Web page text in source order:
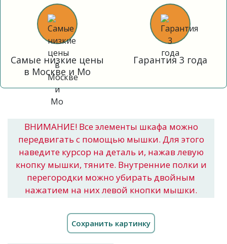
Самые низкие цены
в Москве и Мо
Гарантия 3 года
ВНИМАНИЕ! Все элементы шкафа можно
передвигать с помощью мышки. Для этого
наведите курсор на деталь и, нажав левую
кнопку мышки, тяните. Внутренние полки и
перегородки можно убирать двойным
нажатием на них левой кнопки мышки.